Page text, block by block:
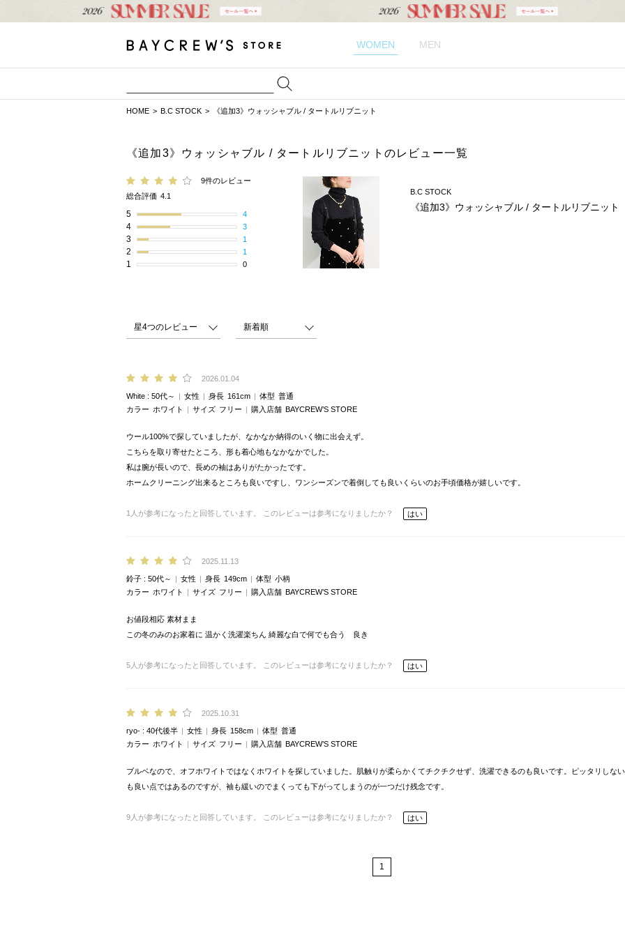
WOMEN MEN
HOME B.C STOCK 《追加3》ウォッシャブル / タートルリブニット
《追加3》ウォッシャブル / タートルリブニットのレビュー一覧
9件のレビュー
総合評価 4.1
5 4
4 3
3 1
2 1
1 0
B.C STOCK
《追加3》ウォッシャブル / タートルリブニット
2026.01.04
White 50代～ 女性 身長 161cm 体型 普通
カラー ホワイト サイズ フリー 購入店舗 BAYCREW’S STORE
ウール100%で探していましたが、なかなか納得のいく物に出会えず。
こちらを取り寄せたところ、形も着心地もなかなかでした。
私は腕が長いので、長めの袖はありがたかったです。
ホームクリーニング出来るところも良いですし、ワンシーズンで着倒しても良いくらいのお手頃価格が嬉しいです。
1 人が参考になったと回答しています。 このレビューは参考になりましたか？ はい
2025.11.13
鈴子 50代～ 女性 身長 149cm 体型 小柄
カラー ホワイト サイズ フリー 購入店舗 BAYCREW’S STORE
お値段相応 素材まま
この冬のみのお家着に 温かく洗濯楽ちん 綺麗な白で何でも合う 良き
5 人が参考になったと回答しています。 このレビューは参考になりましたか？ はい
2025.10.31
ryo- 40代後半 女性 身長 158cm 体型 普通
カラー ホワイト サイズ フリー 購入店舗 BAYCREW’S STORE
ブルベなので、オフホワイトではなくホワイトを探していました。肌触りが柔らかくてチクチクせず、洗濯できるのも良いです。ピッタリしな
も良い点ではあるのですが、袖も緩いのでまくっても下がってしまうのが一つだけ残念です。
9 人が参考になったと回答しています。 このレビューは参考になりましたか？ はい
1